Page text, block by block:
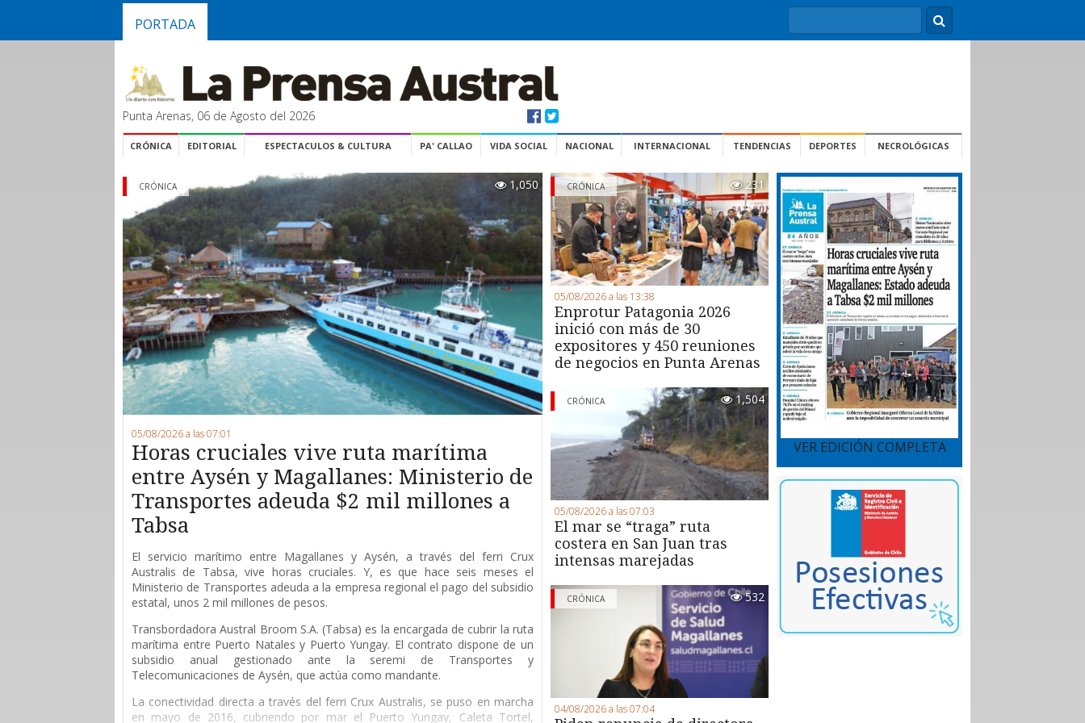
PORTADA
Punta Arenas, 06 de Agosto del 2026
CRÓNICA EDITORIAL ESPECTACULOS & CULTURA PA' CALLAO VIDA SOCIAL NACIONAL INTERNACIONAL TENDENCIAS DEPORTES NECROLÓGICAS
1,050
CRÓNICA
05/08/2026 a las 07:01
Horas cruciales vive ruta marítima
entre Aysén y Magallanes: Ministerio de
Transportes adeuda $2 mil millones a
Tabsa
El servicio marítimo entre Magallanes y Aysén, a través del ferri Crux
Australis de Tabsa, vive horas cruciales. Y, es que hace seis meses el
Ministerio de Transportes adeuda a la empresa regional el pago del subsidio
estatal, unos 2 mil millones de pesos.
Transbordadora Austral Broom S.A. (Tabsa) es la encargada de cubrir la ruta
marítima entre Puerto Natales y Puerto Yungay. El contrato dispone de un
subsidio anual gestionado ante la seremi de Transportes y
Telecomunicaciones de Aysén, que actúa como mandante.
La conectividad directa a través del ferri Crux Australis, se puso en marcha
en mayo de 2016, cubriendo por mar el Puerto Yungay, Caleta Tortel,
CRÓNICA 231
05/08/2026 a las 13:38
Enprotur Patagonia 2026
inició con más de 30
expositores y 450 reuniones
de negocios en Punta Arenas
CRÓNICA 1,504
05/08/2026 a las 07:03
El mar se “traga” ruta
costera en San Juan tras
intensas marejadas
CRÓNICA 532
04/08/2026 a las 07:04
VER EDICIÓN COMPLETA